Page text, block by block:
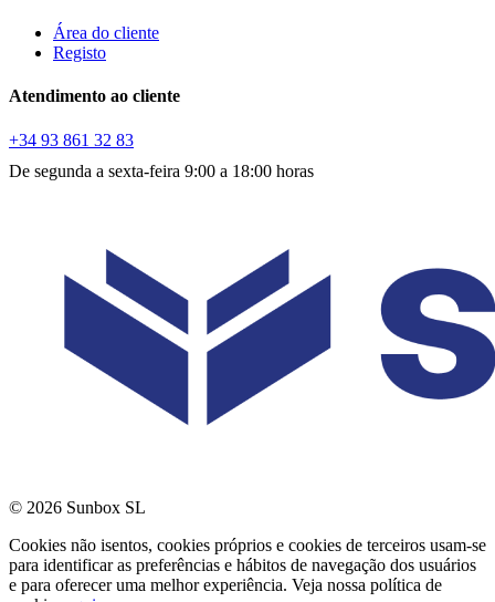
Área do cliente
Registo
Atendimento ao cliente
+34 93 861 32 83
De segunda a sexta-feira 9:00 a 18:00 horas
© 2026 Sunbox SL
Cookies não isentos, cookies próprios e cookies de terceiros usam-se
para identificar as preferências e hábitos de navegação dos usuários
e para oferecer uma melhor experiência. Veja nossa política de